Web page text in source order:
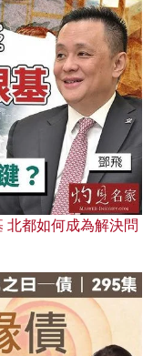
北都如何成為解決問